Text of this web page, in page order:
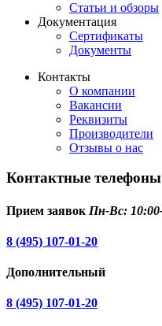
Статьи и обзоры
Документация
Сертификаты
Документы
Контакты
О компании
Вакансии
Реквизиты
Производители
Отзывы о нас
Контактные телефоны
Прием заявок Пн-Вс:
8 (495) 107-01-20
Дополнительный
8 (495) 107-01-20